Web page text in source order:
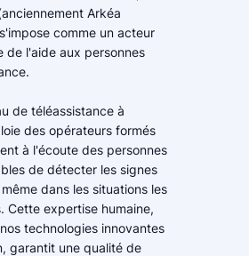
Arkéa
comme un acteur
de l'aide aux personnes
de téléassistance à
des opérateurs formés
à l'écoute des personnes
de détecter les signes
dans les situations les
Cette expertise humaine,
technologies innovantes
garantit une qualité de